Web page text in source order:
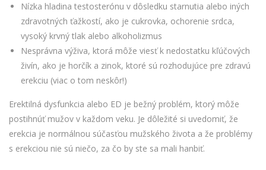
Nízka hladina testosterónu v dôsledku starnutia alebo iných
zdravotných ťažkostí, ako je cukrovka, ochorenie srdca,
vysoký krvný tlak alebo alkoholizmus
Nesprávna výživa, ktorá môže viesť k nedostatku kľúčových
živín, ako je horčík a zinok, ktoré sú rozhodujúce pre zdravú
erekciu (viac o tom neskôr!)
Erektilná dysfunkcia alebo ED je bežný problém, ktorý môže
postihnúť mužov v každom veku. Je dôležité si uvedomiť, že
erekcia je normálnou súčasťou mužského života a že problémy
s erekciou nie sú niečo, za čo by ste sa mali hanbiť.